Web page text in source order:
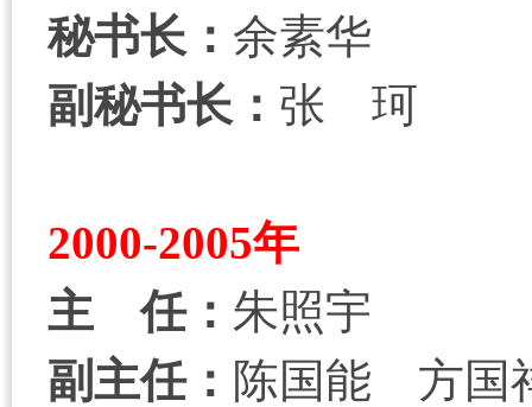
秘书长： 余素华
副秘书长： 张 珂
2000-2005年
主 任： 朱照宇
副主任： 陈国能 方